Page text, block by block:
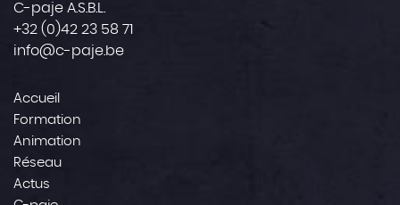
C-paje A.S.B.L.
+32 (0)42 23 58 71
info@c-paje.be
Accueil
Formation
Animation
Réseau
Actus